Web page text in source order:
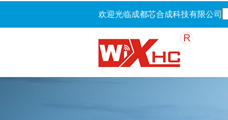
欢迎光临成都芯合成科技有限公司